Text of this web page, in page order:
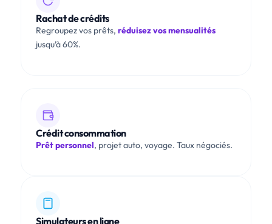
Rachat de crédits
Regroupez vos prêts, réduisez vos mensualités
jusqu’à 60%.
Crédit consommation
Prêt personnel, projet auto, voyage. Taux négociés.
Simulateurs en ligne